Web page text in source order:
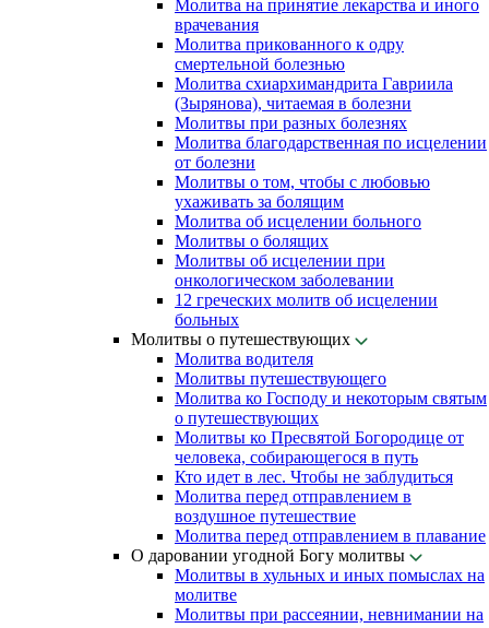
Молитва на принятие лекарства и иного
врачевания
Молитва прикованного к одру
смертельной болезнью
Молитва схиархимандрита Гавриила
(Зырянова), читаемая в болезни
Молитвы при разных болезнях
Молитва благодарственная по исцелении
от болезни
Молитвы о том, чтобы с любовью
ухаживать за болящим
Молитва об исцелении больного
Молитвы о болящих
Молитвы об исцелении при
онкологическом заболевании
12 греческих молитв об исцелении
больных
Молитвы о путешествующих
Молитва водителя
Молитвы путешествующего
Молитва ко Господу и некоторым святым
о путешествующих
Молитвы ко Пресвятой Богородице от
человека, собирающегося в путь
Кто идет в лес. Чтобы не заблудиться
Молитва перед отправлением в
воздушное путешествие
Молитва перед отправлением в плавание
О даровании угодной Богу молитвы
Молитвы в хульных и иных помыслах на
молитве
Молитвы при рассеянии, невнимании на